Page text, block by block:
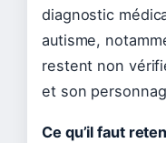
diagnostic
autisme,
restent non
et son
Ce qu’il faut